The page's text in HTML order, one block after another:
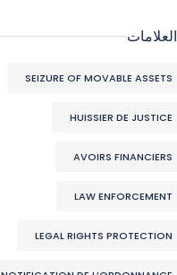
العلامات
SEIZURE OF MOVABLE ASSETS
HUISSIER DE JUSTICE
AVOIRS FINANCIERS
LAW ENFORCEMENT
LEGAL RIGHTS PROTECTION